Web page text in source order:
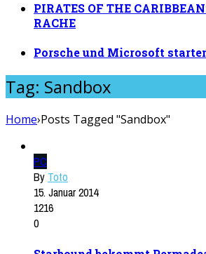
PIRATES OF THE
RACHE
Porsche und Microsoft
Tag: Sandbox
Home›Posts Tagged "Sandbox"
PC
By Toto
15. Januar 2014
1216
0